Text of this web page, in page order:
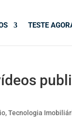
TESTE
,Tecnologia